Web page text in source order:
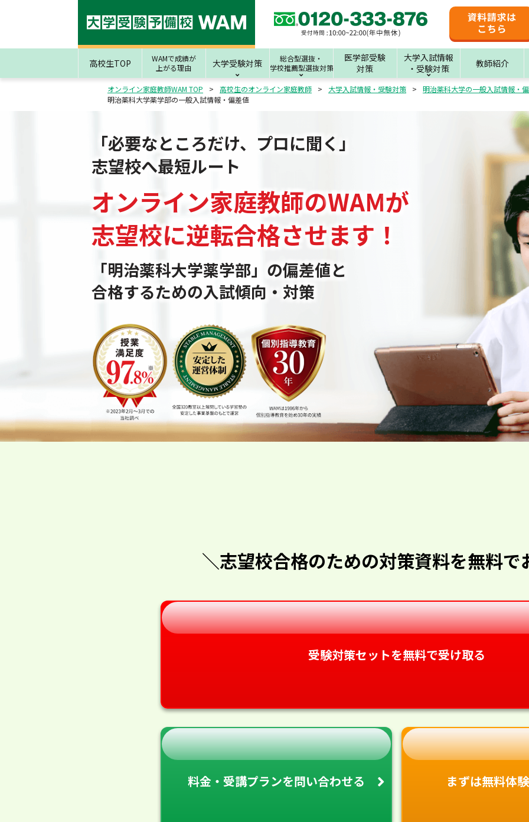
高校生TOP
WAMで成績が
上がる理由
大学受験対策
総合型選抜・
学校推薦型選抜対策
医学部受験
対策
大学入試情報
・受験対策
教師紹介
オンライン家庭教師WAM TOP 高校生のオンライン家庭教師 大学入試情報・受験対策
明治薬科大学の一般入試情報・
明治薬科大学薬学部の一般入試情報・偏差値
「必要なところだけ、プロに聞く」
志望校へ最短ルート
オンライン家庭教師のWAMが
志望校に逆転合格させます！
「明治薬科大学薬学部」の偏差値と
合格するための⼊試傾向・対策
＼志望校合格のための対策資料を無料で
受験対策セットを無料で受け取る
料金・受講プランを問い合わせる まずは無料体験